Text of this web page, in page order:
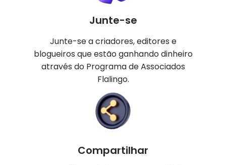
Junte-se
Junte-se a criadores, editores e
blogueiros que estão ganhando dinheiro
através do Programa de Associados
Flalingo.
Compartilhar